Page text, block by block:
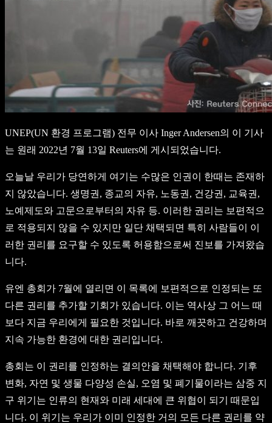
UNEP(UN 환경 프로그램) 전무 이사 Inger Andersen의 이 기사
는 원래 2022년 7월 13일 Reuters에 게시되었습니다.
오늘날 우리가 당연하게 여기는 수많은 인권이 한때는 존재하
지 않았습니다. 생명권, 종교의 자유, 노동권, 건강권, 교육권,
노예제도와 고문으로부터의 자유 등. 이러한 권리는 보편적으
로 적용되지 않을 수 있지만 일단 채택되면 특히 사람들이 이
러한 권리를 요구할 수 있도록 허용함으로써 진보를 가져왔습
니다.
유엔 총회가 7월에 열리면 이 목록에 보편적으로 인정되는 또
다른 권리를 추가할 기회가 있습니다. 이는 역사상 그 어느 때
보다 지금 우리에게 필요한 것입니다. 바로 깨끗하고 건강하며
지속 가능한 환경에 대한 권리입니다.
총회는 이 권리를 인정하는 결의안을 채택해야 합니다. 기후
변화, 자연 및 생물 다양성 손실, 오염 및 폐기물이라는 삼중 지
구 위기는 인류의 현재와 미래 세대에 큰 위협이 되기 때문입
니다. 이 위기는 우리가 이미 인정한 거의 모든 다른 권리를 약